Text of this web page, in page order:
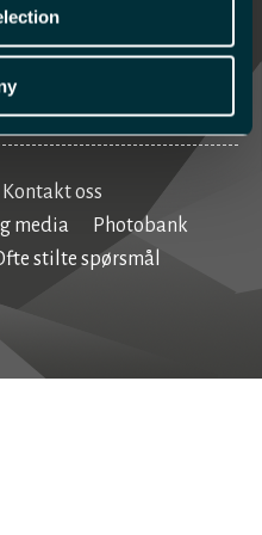
Kontakt oss
media
Photobank
stilte spørsmål